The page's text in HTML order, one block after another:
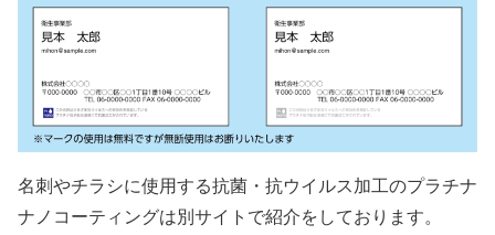
名刺やチラシに使用する抗菌・抗ウイルス加工のプラチナ
ナノコーティングは別サイトで紹介をしております。